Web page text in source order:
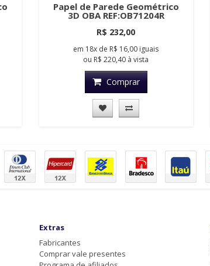
Papel de Parede Geométrico
3D OBA REF:OB71204R
R$ 232,00
em 18x de R$ 16,00 iguais
ou R$ 220,40 à vista
Comprar
Extras
Fabricantes
Comprar vale presentes